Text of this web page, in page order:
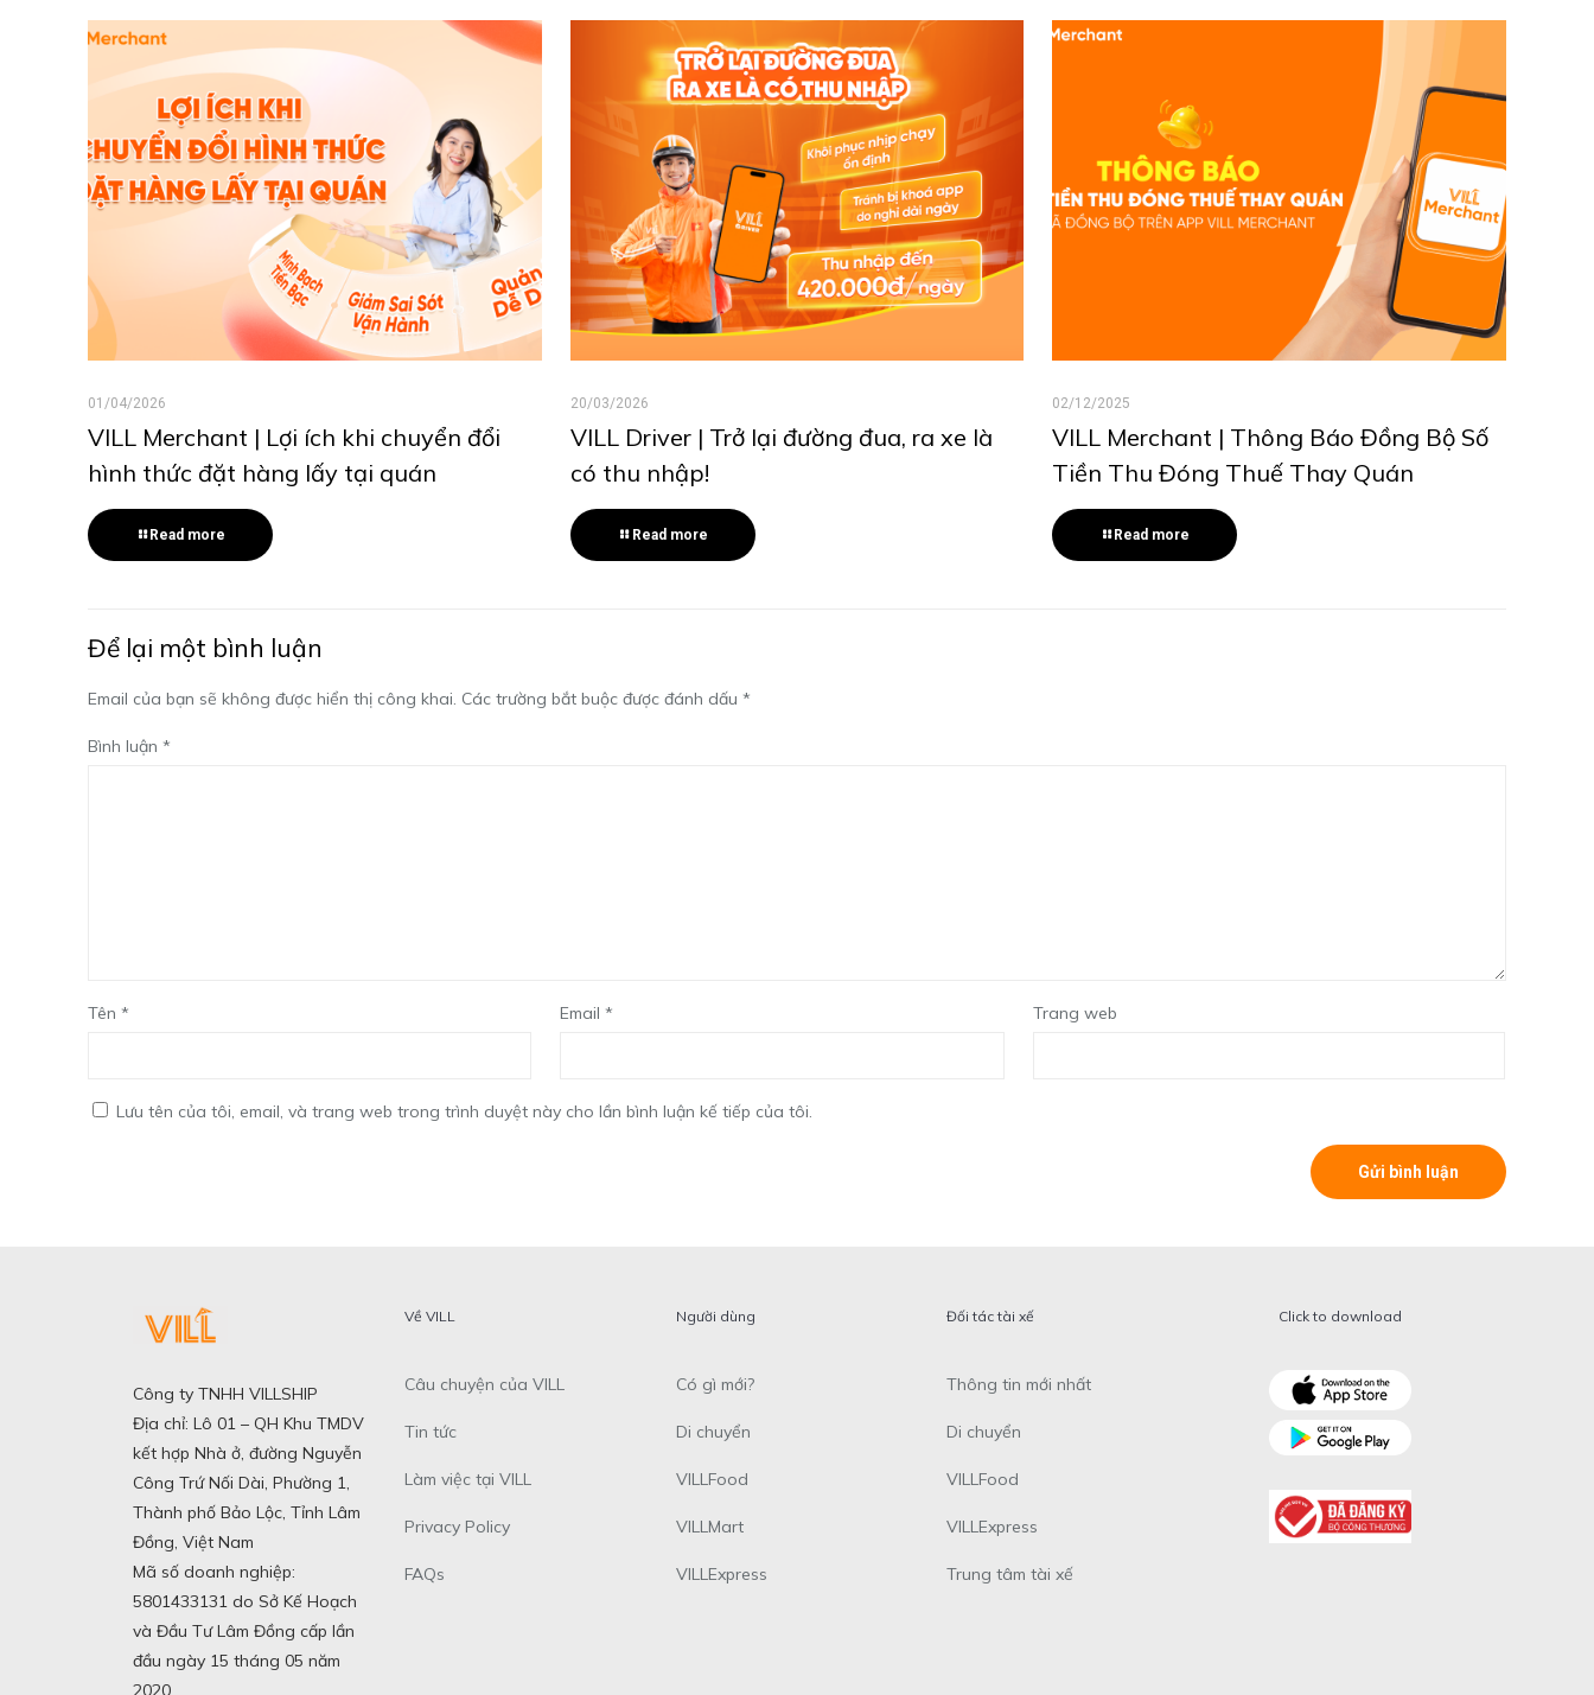
01/04/2026
VILL Merchant | Lợi ích khi chuyển đổi
hình thức đặt hàng lấy tại quán
Read more
20/03/2026
VILL Driver | Trở lại đường đua, ra xe là
có thu nhập!
Read more
02/12/2025
VILL Merchant | Thông Báo Đồng Bộ Số
Tiền Thu Đóng Thuế Thay Quán
Read more
Để lại một bình luận
Email của bạn sẽ không được hiển thị công khai. Các trường bắt buộc được đánh dấu *
Bình luận *
Tên * Email* Trang web
Lưu tên của tôi, email, và trang web trong trình duyệt này cho lần bình luận kế tiếp của tôi.
Công ty TNHH VILLSHIP
Địa chỉ: Lô 01 – QH Khu TMDV
kết hợp Nhà ở, đường Nguyễn
Công Trứ Nối Dài, Phường 1,
Thành phố Bảo Lộc, Tỉnh Lâm
Đồng, Việt Nam
Mã số doanh nghiệp:
5801433131 do Sở Kế Hoạch
và Đầu Tư Lâm Đồng cấp lần
đầu ngày 15 tháng 05 năm
2020
Về VILL
Câu chuyện của VILL
Tin tức
Làm việc tại VILL
Privacy Policy
FAQs
Người dùng
Có gì mới?
Di chuyển
VILLFood
VILLMart
VILLExpress
Đối tác tài xế
Thông tin mới nhất
Di chuyển
VILLFood
VILLExpress
Trung tâm tài xế
Click to download